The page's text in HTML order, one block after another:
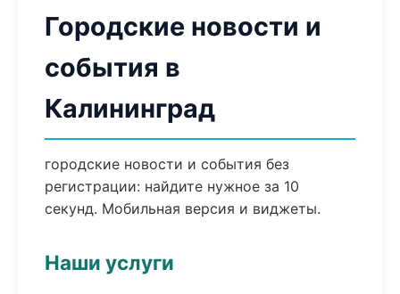
Городские новости и
события в
Калининград
городские новости и события без
регистрации: найдите нужное за 10
секунд. Мобильная версия и виджеты.
Наши услуги